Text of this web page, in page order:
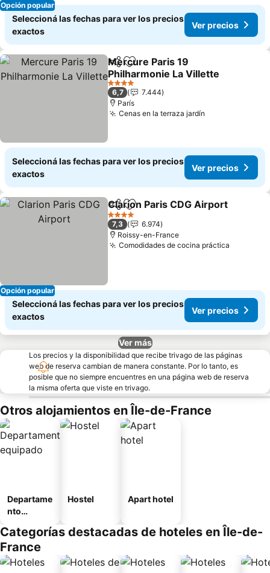
Opción popular
Seleccioná las fechas para ver los precios
exactos
Ver precios
CompartirAñadir a favoritos
Mercure Paris 19
Philharmonie La Villette
Ver precios
4 Estrellas
6,7
7.444
París
Cenas en la terraza jardín
Seleccioná las fechas para ver los precios
exactos
Ver precios
Opción popular
CompartirAñadir a favoritos
Clarion Paris CDG Airport
4 Estrellas
7,3
6.974
Roissy-en-France
Comodidades de cocina práctica
Seleccioná las fechas para ver los precios
exactos
Ver precios
Ver más
Los precios y la disponibilidad que recibe trivago de las páginas
web de reserva cambian de manera constante. Por lo tanto, es
posible que no siempre encuentres en una página web de reserva
la misma oferta que viste en trivago.
Otros alojamientos en Île-de-France
Departame
nto
Hostel Apart hotel
Categorías destacadas de hoteles en Île-de-
France